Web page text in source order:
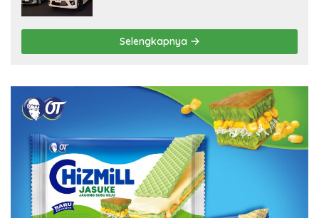
Selengkapnya